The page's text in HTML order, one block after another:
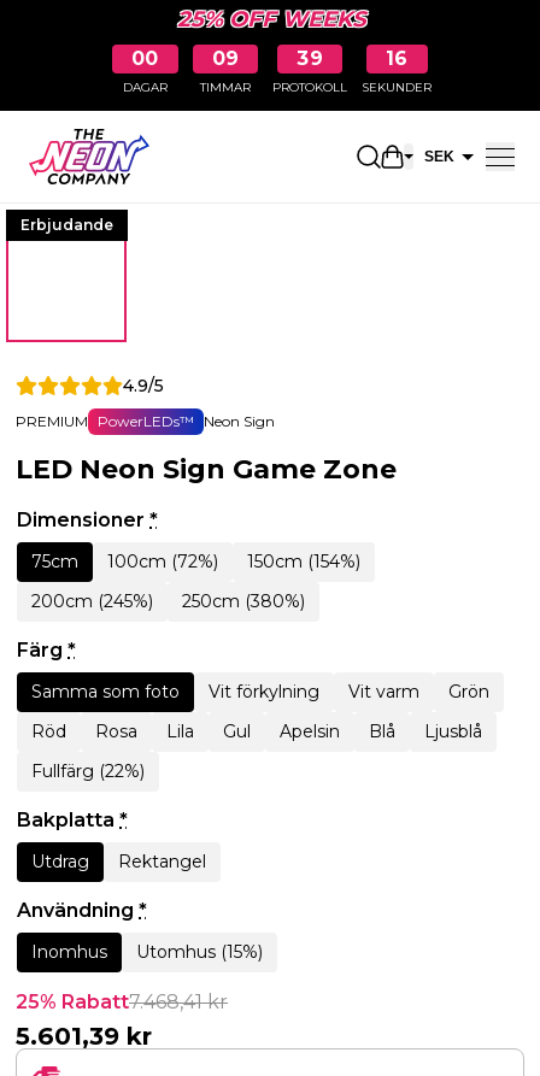
25% OFF WEEKS
00
DAGAR
09
TIMMAR
39
PROTOKOLL
16
SEKUNDER
Öppna
SEK
Erbjudande
4.9/5
PREMIUM PowerLEDs™ Neon Sign
LED Neon Sign Game Zone
Dimensioner *
75cm 100cm (72%)
150cm (154%)
200cm (245%)
250cm (380%)
Färg *
Samma som foto Vit förkylning Vit varm
Grön
Röd
Rosa Lila Gul Apelsin Blå
Ljusblå
Fullfärg (22%)
Bakplatta *
Utdrag Rektangel
Användning *
Inomhus Utomhus (15%)
25% Rabatt7.468,41kr
5.601,39 kr